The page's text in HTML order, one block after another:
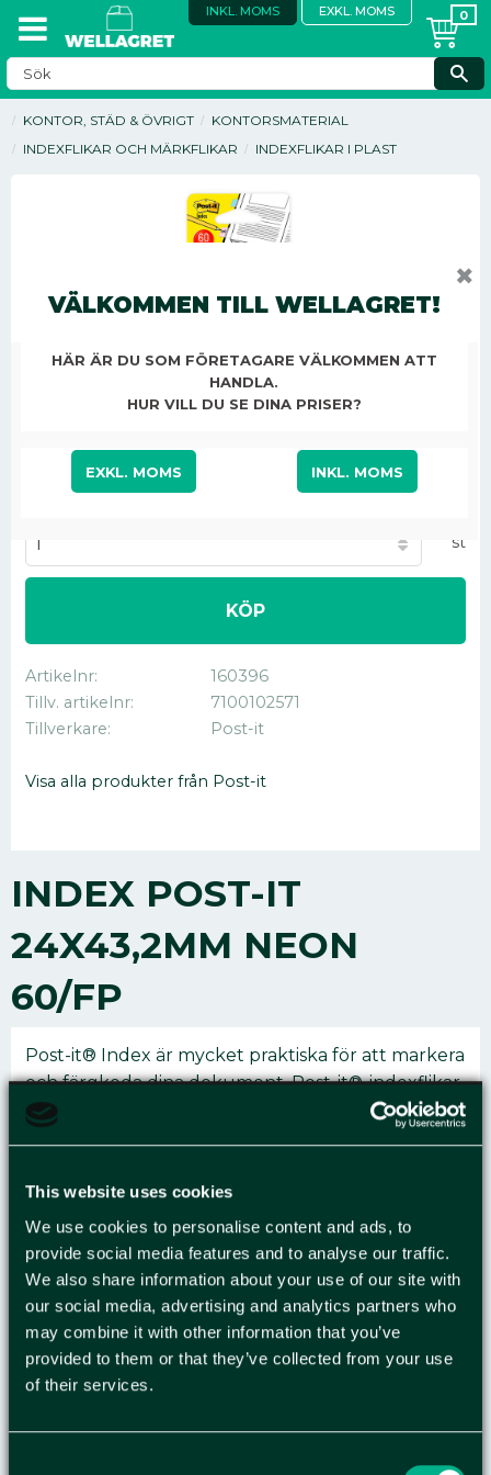
This website uses cookies
We use cookies to personalise content and ads, to
provide social media features and to analyse our traffic.
We also share information about your use of our site with
our social media, advertising and analytics partners who
may combine it with other information that you’ve
provided to them or that they’ve collected from your use
of their services.
INKL. MOMS EXKL. MOMS
KONTOR, STÄD & ÖVRIGT
KONTORSMATERIAL
INDEXFLIKAR OCH MÄRKFLIKAR
INDEXFLIKAR I PLAST
63,88 ST
st
KÖP
Artikelnr
160396
Tillv. artikelnr
7100102571
Tillverkare
Post-it
Visa alla produkter från Post-it
INDEX POST-IT
24X43,2MM NEON
60/FP
Post-it® Index är mycket praktiska för att markera
och färgkoda dina dokument. Post-it®-indexflikar
är den perfekta lösningen för en mängd olika
markering av favoritrecept i kokböcker och
mycket mer. Om du behöver markera ställen på
ett tydligt sätt för senare hantering, kommer
dessa små Post-it®-indexflikar definitivt att fånga
din uppmärksamhet. Den här förpackningen
levereras i ett urval av klara färger och det finns
tillräckligt med plats för att skriva en rubrik. Den
transparenta delen som fäster på sidan döljer inte
att färgkoda viktiga dokument, kataloger eller
VÄLKOMMEN TILL WELLAGRET!
HÄR ÄR DU SOM FÖRETAGARE VÄLKOMMEN ATT
HANDLA.
HUR VILL DU SE DINA PRISER?
EXKL. MOMS INKL. MOMS
✖